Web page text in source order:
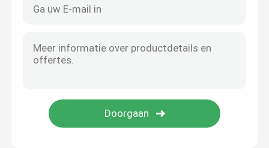
Voedsel voor huisdieren Verpakkende Zakken
Papieren verpakkingszakken
mylar verpakkende zak